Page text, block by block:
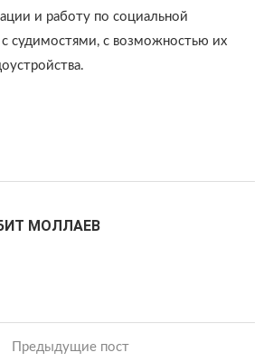
и работу по социальной
судимостями, с возможностью их
МОЛЛАЕВ
Предыдущие пост